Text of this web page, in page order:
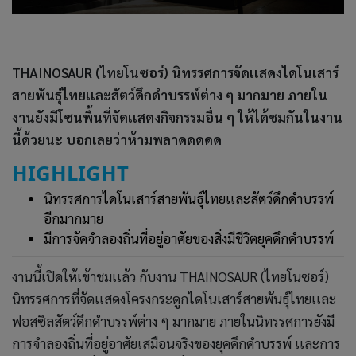
THAINOSAUR (ไทยโนซอร์) นิทรรศการจัดเเสดงไดโนเสาร์
สายพันธุ์ไทยเเละสัตว์ดึกดำบรรพ์ต่าง ๆ มากมาย ภายใน
งานยังมีโซนพื้นที่จัดเเสดงกิจกรรมอื่น ๆ ให้ได้ชมกันในงาน
นี้ด้วยนะ บอกเลยว่าห้ามพลาดดดดด
HIGHLIGHT
นิทรรศการไดโนเสาร์สายพันธุ์ไทยเเละสัตว์ดึกดำบรรพ์
อีกมากมาย
มีการจัดจำลองถิ่นที่อยู่อาศัยของสิ่งมีชีวิตยุคดึกดำบรรพ์
งานนี้เปิดให้เข้าชมเเล้ว กับงาน THAINOSAUR (ไทยโนซอร์)
นิทรรศการที่จัดเเสดงโครงกระดูกไดโนเสาร์สายพันธุ์ไทยเเละ
ฟอสซิลสัตว์ดึกดำบรรพ์ต่าง ๆ มากมาย ภายในนิทรรศการยังมี
การจำลองถิ่นที่อยู่อาศัยเสมือนจริงของยุคดึกดำบรรพ์ เเละการ